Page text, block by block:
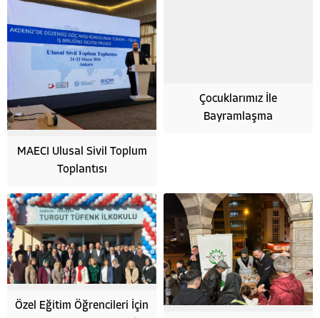
MAECI Ulusal Sivil Toplum
Toplantısı
Çocuklarımız İle
Bayramlaşma
Özel Eğitim Öğrencileri İçin